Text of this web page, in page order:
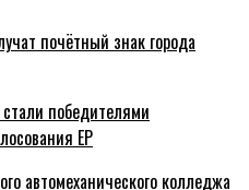
почётный знак города
победителями
ЕР
автомеханического колледжа